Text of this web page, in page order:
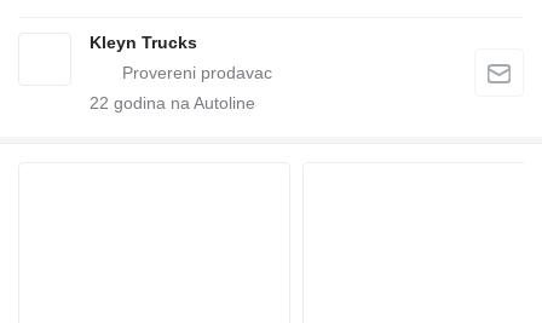
Kleyn Trucks
22 godina na Autoline